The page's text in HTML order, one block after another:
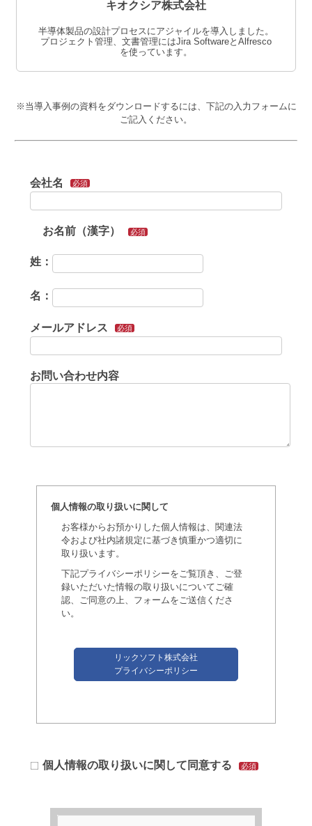
キオクシア株式会社
半導体製品の設計プロセスにアジャイルを導入しました。
プロジェクト管理、文書管理にはJira SoftwareとAlfresco
を使っています。
※当導入事例の資料をダウンロードするには、下記の入力フォームに
ご記入ください。
会社名 必須
お名前（漢字） 必須
姓：
名：
メールアドレス 必須
お問い合わせ内容
個人情報の取り扱いに関して
お客様からお預かりした個人情報は、関連法
令および社内諸規定に基づき慎重かつ適切に
取り扱います。
下記プライバシーポリシーをご覧頂き、ご登
録いただいた情報の取り扱いについてご確
認、ご同意の上、フォームをご送信くださ
い。
リックソフト株式会社
プライバシーポリシー
個人情報の取り扱いに関して同意する 必須